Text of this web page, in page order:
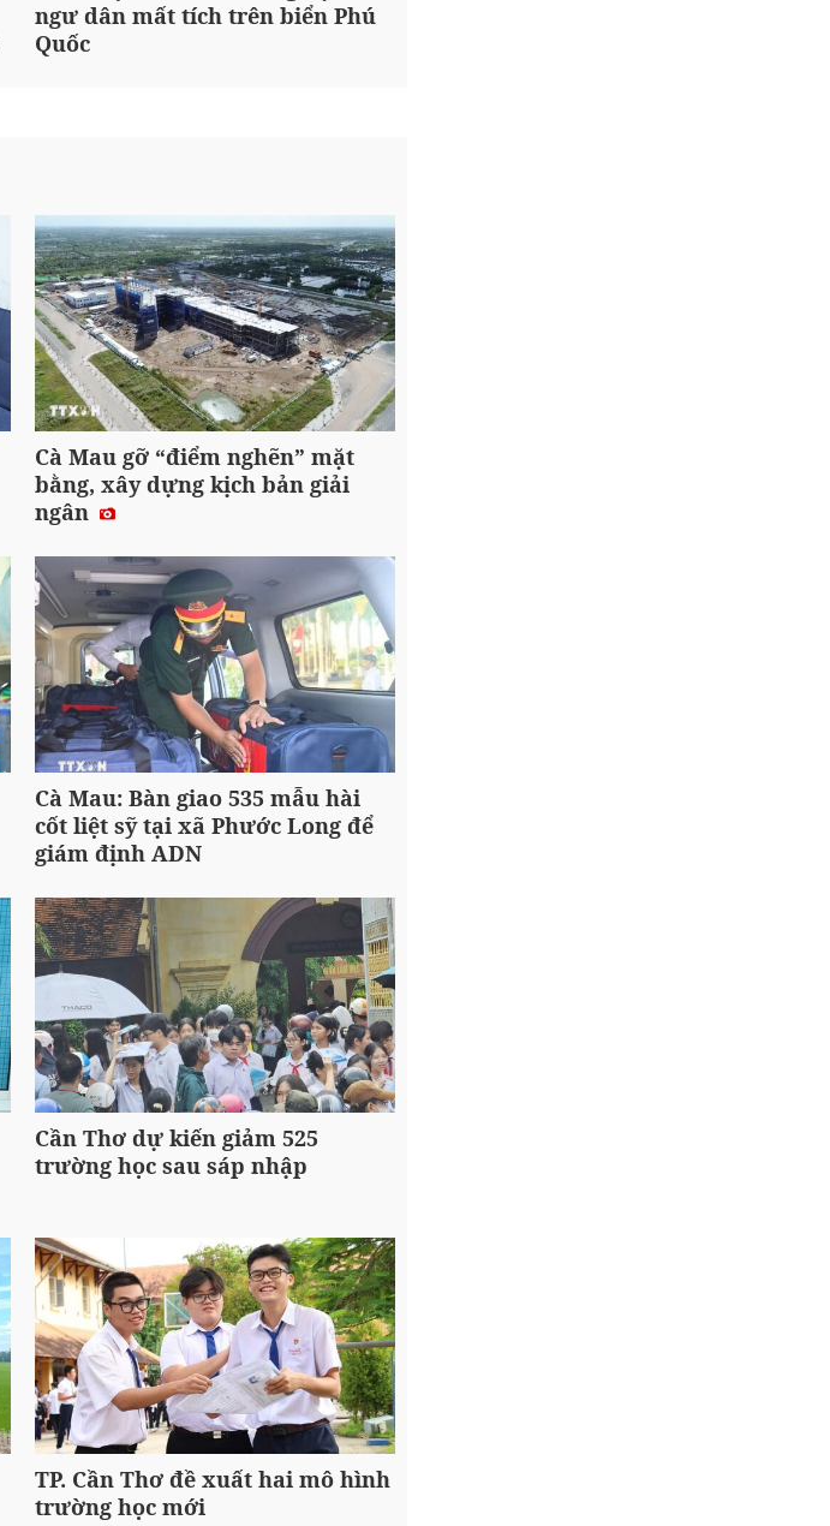
ngư dân mất tích trên biển Phú
Quốc
Cà Mau gỡ “điểm nghẽn” mặt
bằng, xây dựng kịch bản giải
ngân
Cà Mau: Bàn giao 535 mẫu hài
cốt liệt sỹ tại xã Phước Long để
giám định ADN
Cần Thơ dự kiến giảm 525
trường học sau sáp nhập
TP. Cần Thơ đề xuất hai mô hình
trường học mới